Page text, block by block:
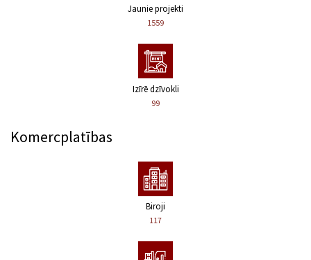
Jaunie projekti
1559
Izīrē dzīvokli
99
Komercplatības
Biroji
117